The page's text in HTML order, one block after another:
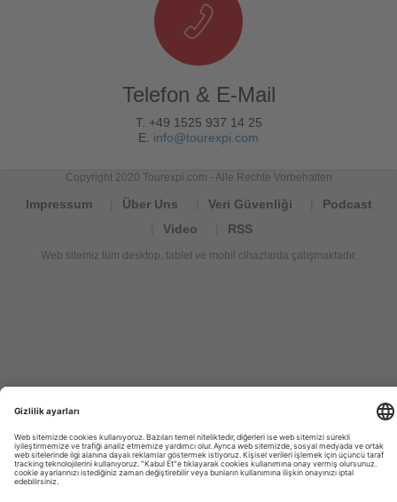
Telefon & E-Mail
T. +49 1525 937 14 25
E. info@tourexpi.com
Copyright 2020 Tourexpi.com - Alle Rechte Vorbehalten
Impressum Über Uns Veri Güvenliği
Podcast
Video
RSS
Web sitemiz tüm desktop, tablet ve mobil cihazlarda çalışmaktadır.
turismo,
Tourismus
Nachrichten,
новости
туризма,